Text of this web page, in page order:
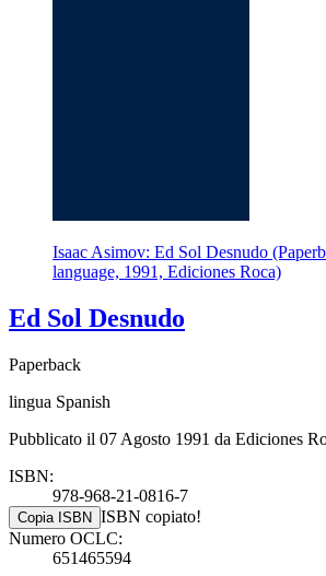
Isaac Asimov: Ed Sol Desnudo
language, 1991, Ediciones Roca)
Ed Sol Desnudo
Paperback
lingua Spanish
Pubblicato il 07 Agosto 1991 da Ediciones
ISBN:
978-968-21-0816-7
Copia ISBN ISBN copiato!
Numero OCLC:
651465594